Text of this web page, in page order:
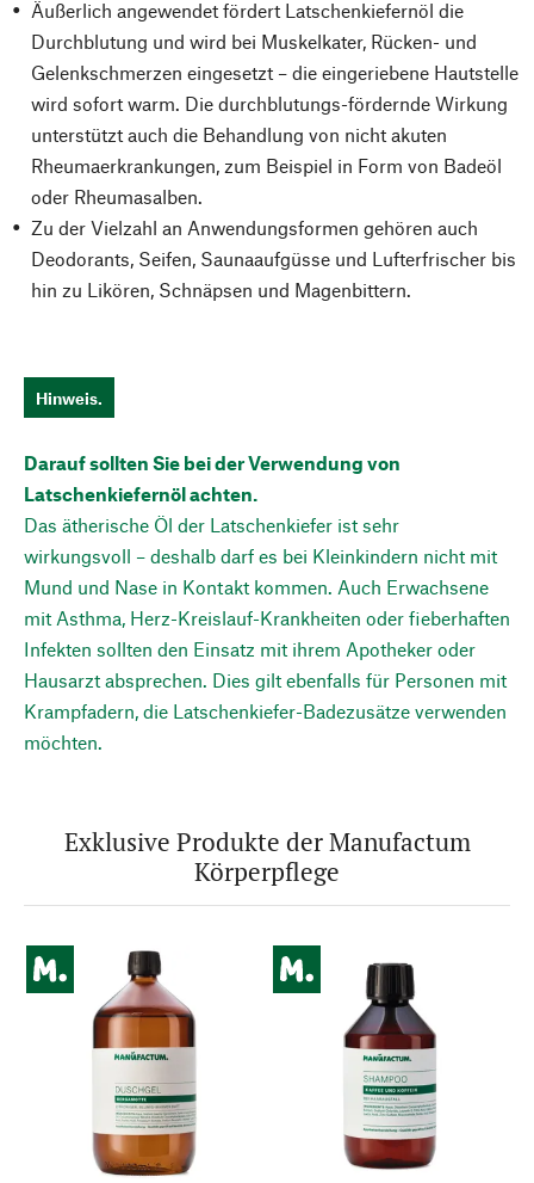
Äußerlich angewendet fördert Latschenkiefernöl die
Durchblutung und wird bei Muskelkater, Rücken- und
Gelenkschmerzen eingesetzt – die eingeriebene Hautstelle
wird sofort warm. Die durchblutungs-fördernde Wirkung
unterstützt auch die Behandlung von nicht akuten
Rheumaerkrankungen, zum Beispiel in Form von Badeöl
oder Rheumasalben.
Zu der Vielzahl an Anwendungsformen gehören auch
Deodorants, Seifen, Saunaaufgüsse und Lufterfrischer bis
hin zu Likören, Schnäpsen und Magenbittern.
Hinweis.
Darauf sollten Sie bei der Verwendung von
Latschenkiefernöl achten.
Das ätherische Öl der Latschenkiefer ist sehr
wirkungsvoll – deshalb darf es bei Kleinkindern nicht mit
Mund und Nase in Kontakt kommen. Auch Erwachsene
mit Asthma, Herz-Kreislauf-Krankheiten oder fieberhaften
Infekten sollten den Einsatz mit ihrem Apotheker oder
Hausarzt absprechen. Dies gilt ebenfalls für Personen mit
Krampfadern, die Latschenkiefer-Badezusätze verwenden
möchten.
Exklusive Produkte der Manufactum
Körperpflege